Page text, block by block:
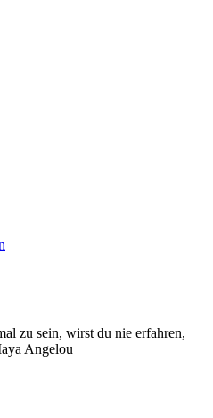
zu sein, wirst du nie erfahren,
Angelou